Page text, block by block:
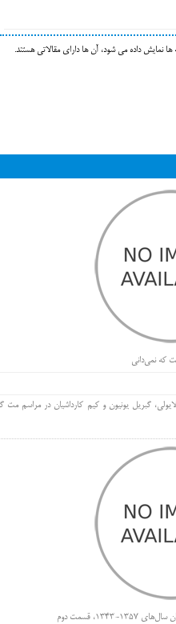
کن، راه برای مستقل‌ها باز است
نمایش داده می شود، آن ها دارای مقالاتی هستند.
که نمی‌دانی
گبریل یونیون و کیم کارداشیان در مراسم مت
قسمت دوم